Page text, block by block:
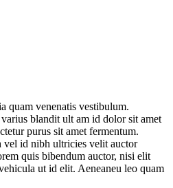
quam venenatis vestibulum.
blandit ult am id dolor sit amet
purus sit amet fermentum.
id nibh ultricies velit auctor
quis bibendum auctor, nisi elit
ut id elit. Aeneaneu leo quam